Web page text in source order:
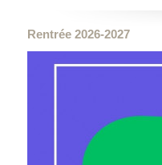
Rentrée 2026-2027